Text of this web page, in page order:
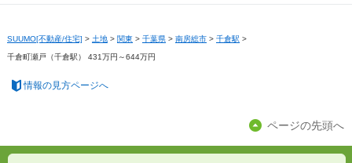
SUUMO[不動産/住宅] > 土地 > 関東 > 千葉県 > 南房総市 > 千倉駅 >
千倉町瀬戸（千倉駅） 431万円～644万円
情報の見方ページへ
ページの先頭へ